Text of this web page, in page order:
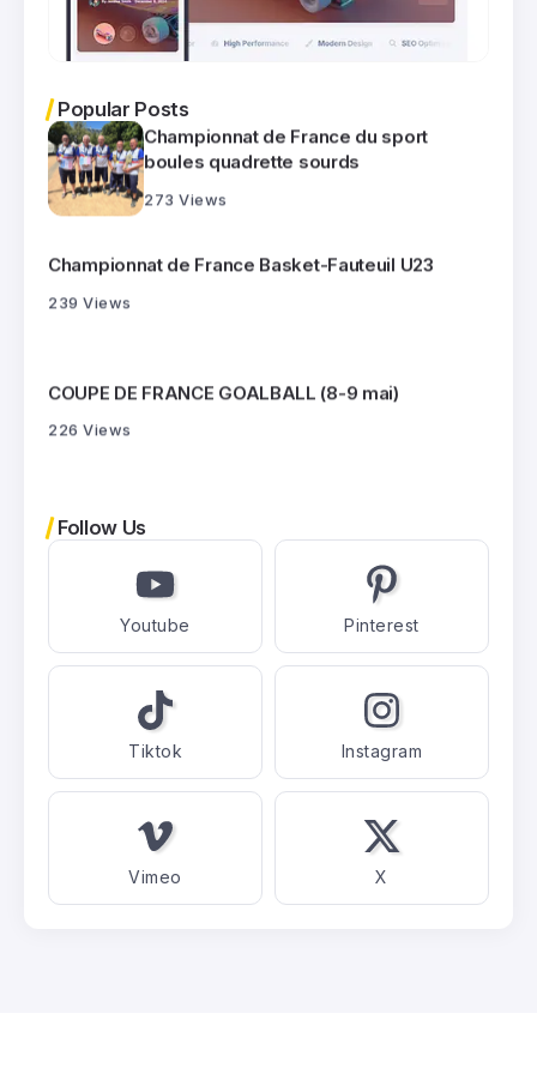
Popular Posts
Championnat de France du sport
boules quadrette sourds
Championnat de France Basket-Fauteuil U23
239 Views
COUPE DE FRANCE GOALBALL (8-9 mai)
226 Views
Challenge Régional Jeunes Athlètes
Championnat de France du sport
boules quadrette sourds
273 Views
Championnat de France Basket-Fauteuil U23
Follow Us
Youtube Pinterest
Tiktok Instagram
Vimeo X